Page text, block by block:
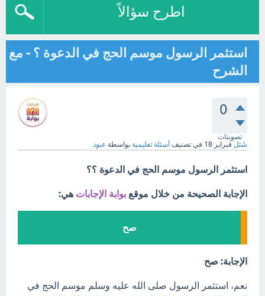
اطرح سؤالاً
استثمر الرسول موسم الحج في الدعوة ؟ - مع
الشرح
0
تصويتات
سُئل فبراير 18 في تصنيف أسئلة تعليمية بواسطة عبود
استثمر الرسول موسم الحج في الدعوة ؟؟
الإجابة الصحيحة من خلال موقع بوابة الإجابات هي:
صح
الإجابة: صح
نعم، استثمر الرسول صلى الله عليه وسلم موسم الحج في